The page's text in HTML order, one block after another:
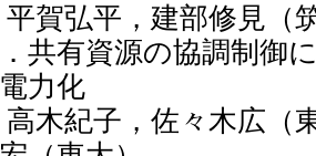
弘平，建部修見（
共有資源の協調制御
力化
紀子，佐々木広（東